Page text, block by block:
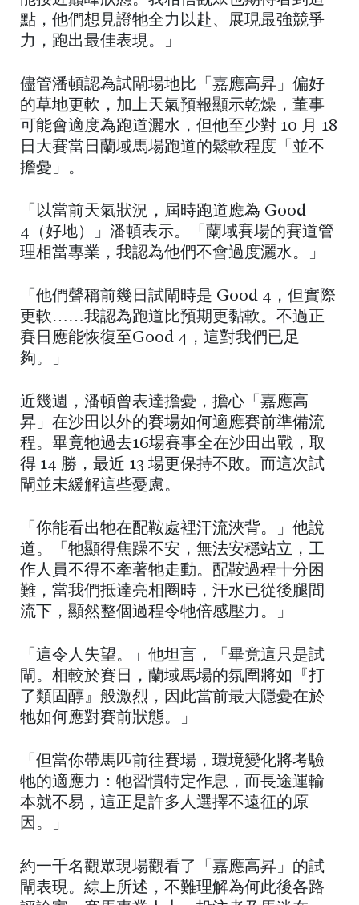
點，他們想見證牠全力以赴、展現最強競爭
力，跑出最佳表現。」
儘管潘頓認為試閘場地比「嘉應高昇」偏好
的草地更軟，加上天氣預報顯示乾燥，董事
可能會適度為跑道灑水，但他至少對 10 月 18
日大賽當日蘭域馬場跑道的鬆軟程度「並不
擔憂」。
「以當前天氣狀況，屆時跑道應為 Good
4（好地）」潘頓表示。「蘭域賽場的賽道管
理相當專業，我認為他們不會過度灑水。」
「他們聲稱前幾日試閘時是 Good 4，但實際
更軟……我認為跑道比預期更黏軟。不過正
賽日應能恢復至Good 4，這對我們已足
夠。」
近幾週，潘頓曾表達擔憂，擔心「嘉應高
昇」在沙田以外的賽場如何適應賽前準備流
程。畢竟牠過去16場賽事全在沙田出戰，取
得 14 勝，最近 13 場更保持不敗。而這次試
閘並未緩解這些憂慮。
「你能看出牠在配鞍處裡汗流浹背。」他說
道。「牠顯得焦躁不安，無法安穩站立，工
作人員不得不牽著牠走動。配鞍過程十分困
難，當我們抵達亮相圈時，汗水已從後腿間
流下，顯然整個過程令牠倍感壓力。」
「這令人失望。」他坦言，「畢竟這只是試
閘。相較於賽日，蘭域馬場的氛圍將如『打
了類固醇』般激烈，因此當前最大隱憂在於
牠如何應對賽前狀態。」
「但當你帶馬匹前往賽場，環境變化將考驗
牠的適應力：牠習慣特定作息，而長途運輸
本就不易，這正是許多人選擇不遠征的原
因。」
約一千名觀眾現場觀看了「嘉應高昇」的試
閘表現。綜上所述，不難理解為何此後各路